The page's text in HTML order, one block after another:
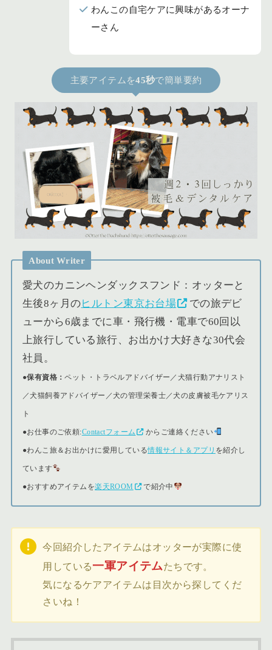
わんこの自宅ケアに興味があるオーナ
ーさん
主要アイテムを45秒で簡単要約
About Writer
愛犬のカニンヘンダックスフンド：オッターと
生後8ヶ月のヒルトン東京お台場
での旅デビ
ューから6歳までに車・飛行機・電車で60回以
上旅行している旅行、お出かけ大好きな30代会
社員。
●保有資格：ペット・トラベルアドバイザー／犬猫行動アナリスト
／犬猫飼養アドバイザー／犬の管理栄養士／犬の皮膚被毛ケアリス
ト
●お仕事のご依頼:Contactフォーム からご連絡ください
●わんこ旅＆お出かけに愛用している情報サイト＆アプリ を紹介し
ています
●おすすめアイテムを楽天ROOM で紹介中
今回紹介したアイテムはオッターが実際に使
用している一軍アイテムたちです。
気になるケアアイテムは目次から探してくだ
さいね！